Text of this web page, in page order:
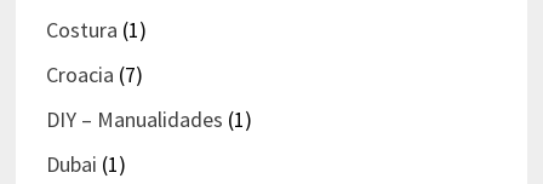
Costura (1)
Croacia (7)
DIY – Manualidades (1)
Dubai (1)